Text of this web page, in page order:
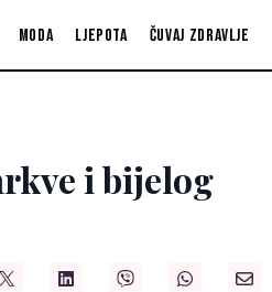
Moda Ljepota Čuvaj zdravlje
i bijelog